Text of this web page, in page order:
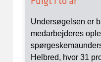
Undersøgelsen er
medarbejderes
Helbred, hvor 31